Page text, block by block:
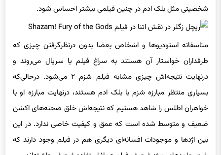
شخصیتی مثل بلک ادم در چنین فیلمی بیشتر احساس شود.
متاسفانه استودیوها و اشخاص بعضا بدون درنظرگرفتن چیزی که
طرفداران خواستار آن هستند به سراغ فیلم یا سریال می‌روند و
درنهایت نتیجه‌اش چیزی مشابه فیلم شزم ۲ می‌شود. درحالی‌که
بسیاری منتظر مبارزه شزم با بلک ادم هستند، درنهایت مبارزه او با
خواهران اطلس را شاهد هستیم که نتیجه‌اش خلق صحنه‌های اکشن
ضعیف و متوسط شده است که عمق و کیفیت خاصی ندارد. در این
بین اژدها و موجودات افسانه‌ای دیگری هم در فیلم وجود دارند که